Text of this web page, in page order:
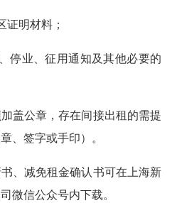
证明材料；
停业、征用通知及其他必要的
盖公章，存在间接出租的需提
、签字或手印）。
、减免租金确认书可在上海新
微信公众号内下载。